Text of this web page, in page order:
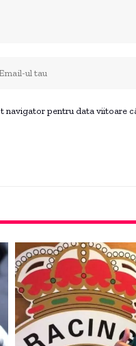
navigator pentru data viitoare